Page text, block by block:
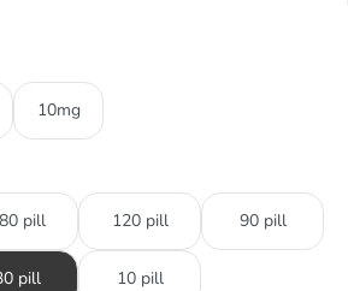
10mg
pill 120 pill 90 pill
pill 10 pill